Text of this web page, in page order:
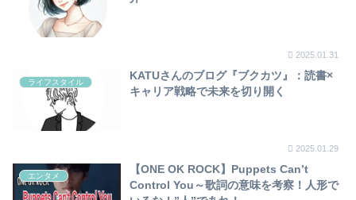
2025.01.31
ライフスタイル
KATUさんのブログ『ブクカツ』：読書×
キャリア戦略で未来を切り開く
2025.01.29
エンタメ
【ONE OK ROCK】Puppets Can’t
Control You～歌詞の意味を考察！人形で